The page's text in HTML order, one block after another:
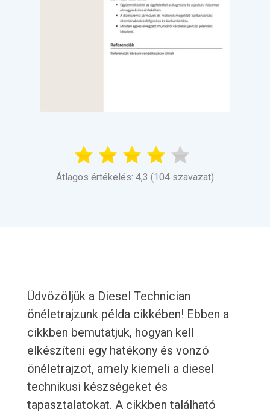
Átlagos értékelés: 4,3 (104 szavazat)
Üdvözöljük a Diesel Technician
önéletrajzunk példa cikkében! Ebben a
cikkben bemutatjuk, hogyan kell
elkészíteni egy hatékony és vonzó
önéletrajzot, amely kiemeli a diesel
technikusi készségeket és
tapasztalatokat. A cikkben található